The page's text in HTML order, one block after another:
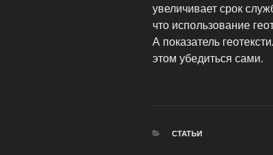
увеличивает срок
что использование
А показатель
этом убедиться сами.
РУБРИКИ
СТАТЬИ